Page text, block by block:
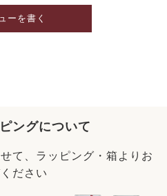
ーを書く
ングについて
て、ラッピング・箱よりお
ださい